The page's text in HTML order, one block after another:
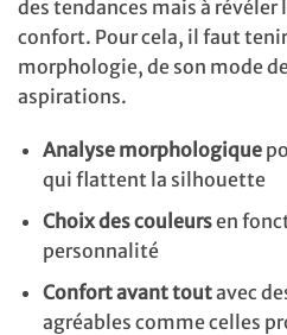
des tendances mais à
confort. Pour cela, il faut
morphologie, de son mode
aspirations.
Analyse morphologique
qui flattent la silhouette
Choix des couleursen
personnalité
Confort avant toutavec
agréables comme celles